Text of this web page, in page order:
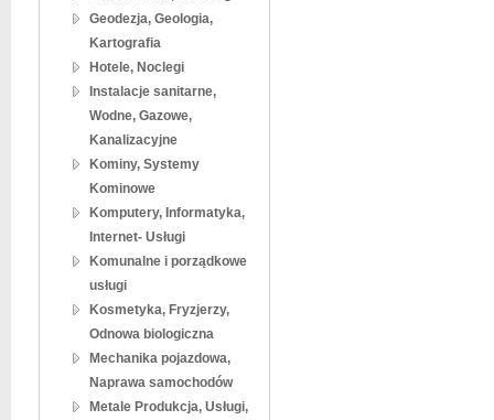
Geodezja, Geologia,
Kartografia
Hotele, Noclegi
Instalacje sanitarne,
Wodne, Gazowe,
Kanalizacyjne
Kominy, Systemy
Kominowe
Komputery, Informatyka,
Internet- Usługi
Komunalne i porządkowe
usługi
Kosmetyka, Fryzjerzy,
Odnowa biologiczna
Mechanika pojazdowa,
Naprawa samochodów
Metale Produkcja, Usługi,